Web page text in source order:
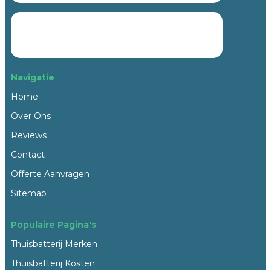
Navigatie
Home
Over Ons
Reviews
Contact
Offerte Aanvragen
Sitemap
Populaire Pagina's
Thuisbatterij Merken
Thuisbatterij Kosten